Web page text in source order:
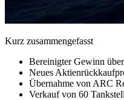
Kurz zusammengefasst
Bereinigter Gewinn
Neues
Übernahme von ARC
Verkauf von 60